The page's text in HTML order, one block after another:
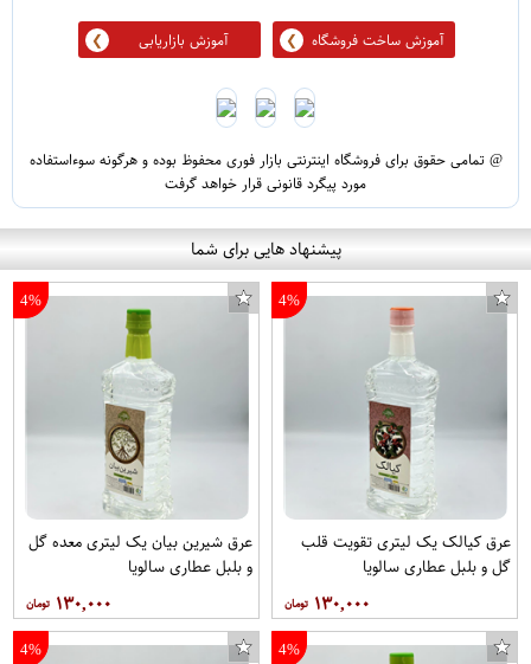
آموزش ساخت فروشگاه آموزش بازاریابی
@ تمامی حقوق برای فروشگاه اینترنتی بازار فوری محفوظ بوده و هرگونه سوءاستفاده
مورد پیگرد قانونی قرار خواهد گرفت
پیشنهاد هایی برای شما
4%
عرق کیالک یک لیتری تقویت قلب
گل و بلبل عطاری سالویا
۱۳۰,۰۰۰
4%
عرق شیرین بیان یک لیتری معده گل
و بلبل عطاری سالویا
۱۳۰,۰۰۰
4%
4%